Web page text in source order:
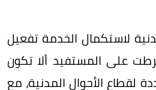
لاستكمال الخدمة تفعيل
على المستفيد ألا تكون
لقطاع الأحوال المدنية، مع